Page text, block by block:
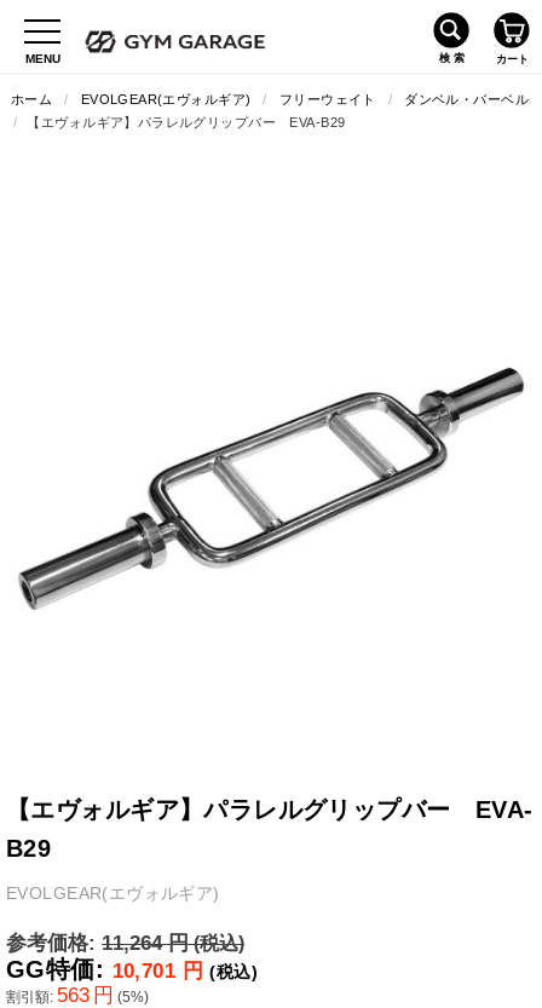
ホーム / EVOLGEAR(エヴォルギア) / フリーウェイト /
ダンベル・バーベル
/
【エヴォルギア】パラレルグリップバー EVA-B29
【エヴォルギア】パラレルグリップバー EVA-
B29
EVOLGEAR(エヴォルギア)
参考価格: 11,264 円(税込)
GG特価: 10,701 円 (税込)
割引額: 563 円 (5%)